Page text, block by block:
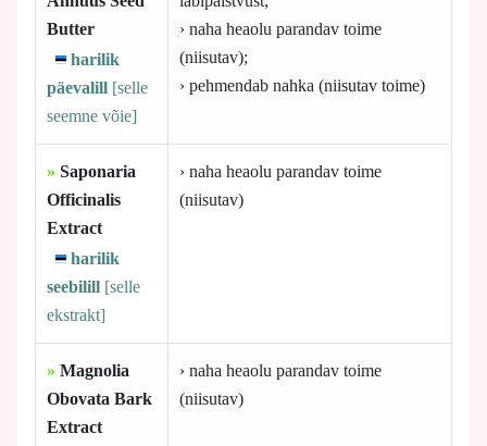
Butter
harilik
päevalill [selle
seemne võie]
› naha heaolu parandav toime
(niisutav);
› pehmendab nahka (niisutav toime)
» Saponaria
Officinalis
Extract
harilik
seebilill [selle
ekstrakt]
› naha heaolu parandav toime
(niisutav)
» Magnolia
Obovata Bark
Extract
› naha heaolu parandav toime
(niisutav)